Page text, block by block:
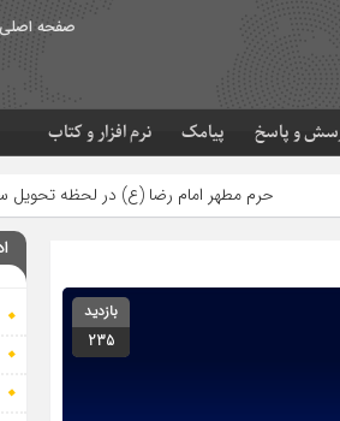
صفحه اصلی
و پاسخ پیامک نرم افزار و کتاب
مطهر امام رضا (ع) در لحظه تحویل سال
بازدید
235